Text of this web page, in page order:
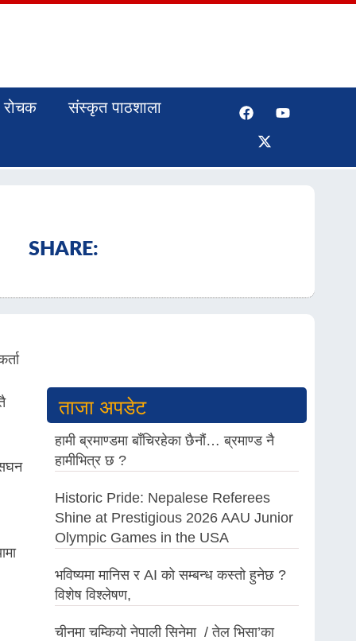
रोचक संस्कृत पाठशाला
SHARE:
ताजा अपडेट
हामी ब्रमाण्डमा बाँचिरहेका छैनौं… ब्रमाण्ड नै
हामीभित्र छ ?
Historic Pride: Nepalese Referees
Shine at Prestigious 2026 AAU Junior
Olympic Games in the USA
भविष्यमा मानिस र AI को सम्बन्ध कस्तो हुनेछ ?
विशेष विश्लेषण,
चीनमा चम्कियो नेपाली सिनेमा / तेल भिसा’का